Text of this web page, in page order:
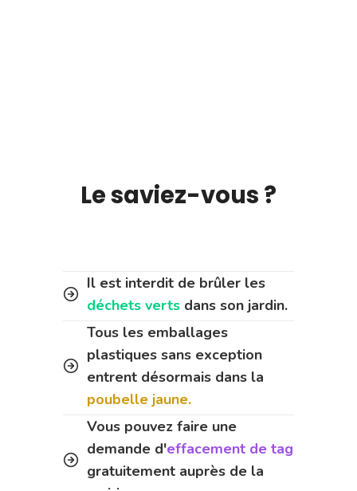
Le saviez-vous ?
Il est interdit de brûler les
déchets verts dans son jardin.
Tous les emballages
plastiques sans exception
entrent désormais dans la
poubelle jaune.
Vous pouvez faire une
demande d'effacement de tag
gratuitement auprès de la